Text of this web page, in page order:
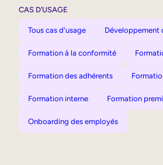
CAS D’USAGE
Tous cas d'usage Développement
Formation à la conformité
Formation des adhérents
Formation interne Formation
Onboarding des employés